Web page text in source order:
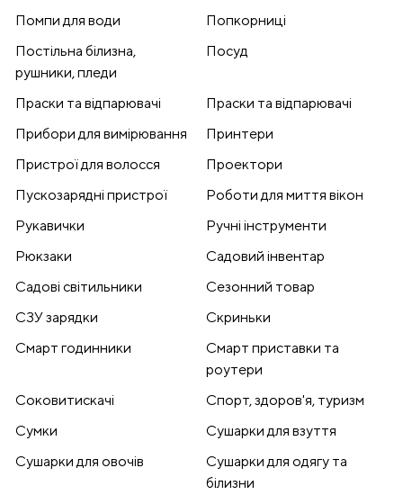
Помпи для води
Попкорниці
Постільна білизна,
рушники, пледи
Посуд
Праски та відпарювачі
Праски та відпарювачі
Прибори для вимірювання
Принтери
Пристрої для волосся
Проектори
Пускозарядні пристрої
Роботи для миття вікон
Рукавички
Ручні інструменти
Рюкзаки
Садовий інвентар
Садові світильники
Сезонний товар
СЗУ зарядки
Скриньки
Смарт годинники
Смарт приставки та
роутери
Соковитискачі
Спорт, здоров'я, туризм
Сумки
Сушарки для взуття
Сушарки для овочів
Сушарки для одягу та
білизни